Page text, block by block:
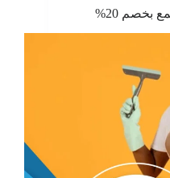
20%